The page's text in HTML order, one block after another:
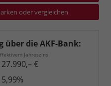
oder vergleichen
über die AKF-Bank:
Jahreszins
27.990,– €
5,99%